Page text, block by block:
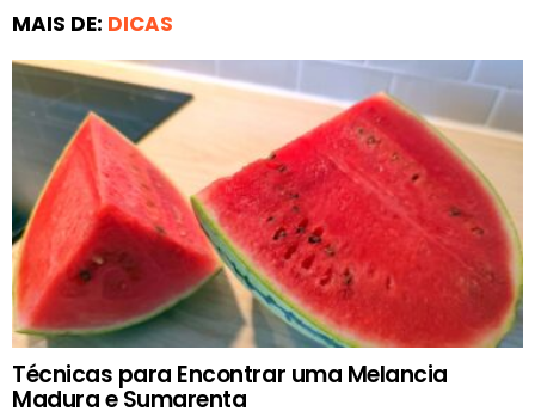
MAIS DE: DICAS
Técnicas para Encontrar uma Melancia
Madura e Sumarenta